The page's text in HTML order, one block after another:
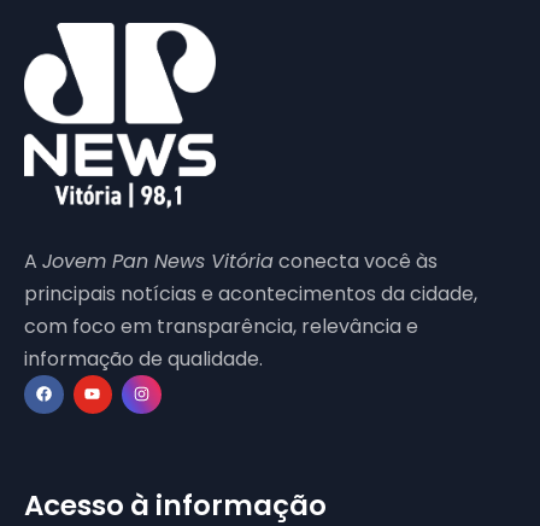
A Jovem Pan News Vitóriaconecta você às
principais notícias e acontecimentos da cidade,
com foco em transparência, relevância e
informação de qualidade.
Acesso à informação